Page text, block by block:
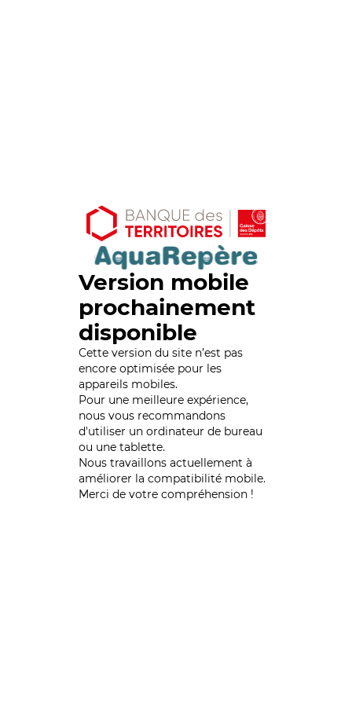
Version mobile
prochainement
disponible
Cette version du site n’est pas
encore optimisée pour les
appareils mobiles.
Pour une meilleure expérience,
nous vous recommandons
d'utiliser un ordinateur de bureau
ou une tablette.
Nous travaillons actuellement à
améliorer la compatibilité mobile.
Merci de votre compréhension !